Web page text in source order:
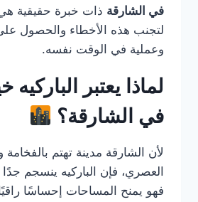
في الشارقة ذات خبرة حقيقية
لتجنب هذه الأخطاء والحصول على
وعملية في الوقت نفسه.
لماذا يعتبر الباركيه
في الشارقة؟
لأن الشارقة مدينة تهتم بالفخامة
العصري، فإن الباركيه ينسجم جدًا
فهو يمنح المساحات إحساسًا